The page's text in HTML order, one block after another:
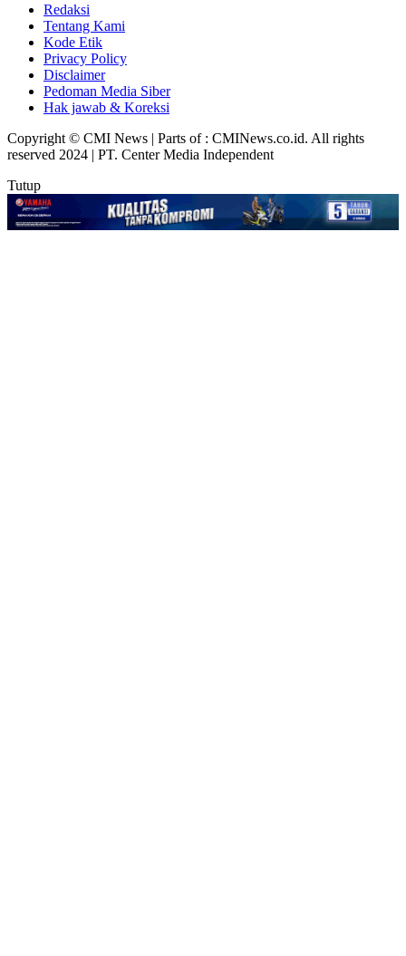
Redaksi
Tentang Kami
Kode Etik
Privacy Policy
Disclaimer
Pedoman Media Siber
Hak jawab & Koreksi
Copyright © CMI News | Parts of : CMINews.co.id. All rights
reserved 2024 | PT. Center Media Independent
Tutup